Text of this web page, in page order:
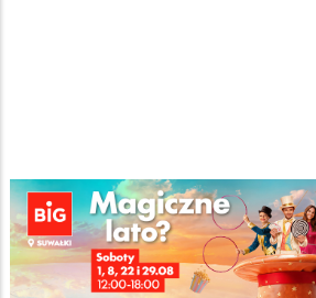
Ścieżka
nawigacyjna
Strona główna/Wiadomości/
Kurierzy zatrzymani przy granicy polsko-
FacebookPinterest 0